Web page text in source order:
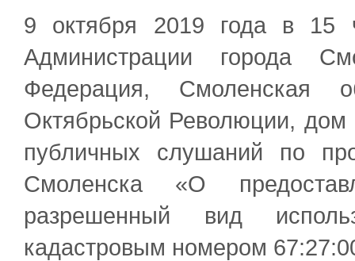
9 октября 2019 года в 15
Администрации города
Федерация, Смоленская
Октябрьской Революции, дом
публичных слушаний по
Смоленска «О
разрешенный вид
кадастровым номером